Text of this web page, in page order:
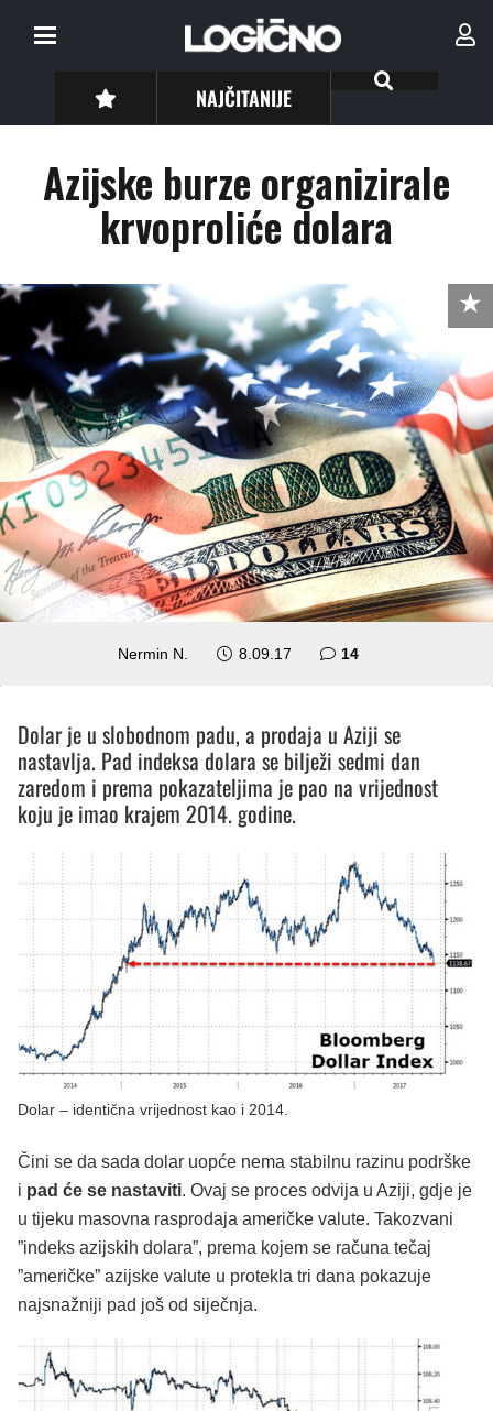
NAJČITANIJE
Azijske burze organizirale
krvoproliće dolara
Nermin N. 8.09.17 14komentara
Dolar je u slobodnom padu, a prodaja u Aziji se
nastavlja. Pad indeksa dolara se bilježi sedmi dan
zaredom i prema pokazateljima je pao na vrijednost
koju je imao krajem 2014. godine.
Dolar – identična vrijednost kao i 2014.
Čini se da sada dolar uopće nema stabilnu razinu podrške
i pad će se nastaviti. Ovaj se proces odvija u Aziji, gdje je
u tijeku masovna rasprodaja američke valute. Takozvani
”indeks azijskih dolara”, prema kojem se računa tečaj
”američke” azijske valute u protekla tri dana pokazuje
najsnažniji pad još od siječnja.